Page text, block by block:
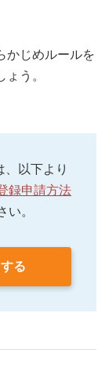
かじめルールを
う。
以下より
録申請方法
い。
る